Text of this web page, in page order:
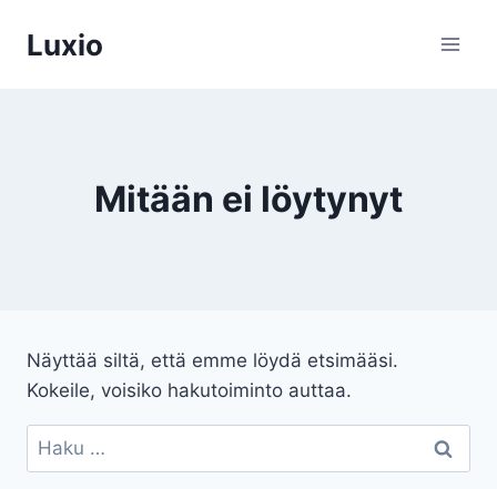
sisältöön
Luxio
Mitään ei löytynyt
Näyttää siltä, että emme löydä etsimääsi.
Kokeile, voisiko hakutoiminto auttaa.
Haku: